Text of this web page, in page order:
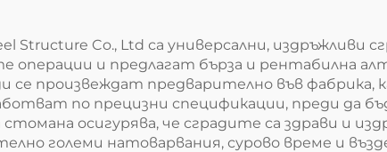
Co., Ltd са универсални, издръжливи
операции и предлагат бърза и рентабилна
произвеждат предварително във
по прецизни спецификации, преди да
осигурява, че сградите са здрави и
големи натоварвания, сурово време и